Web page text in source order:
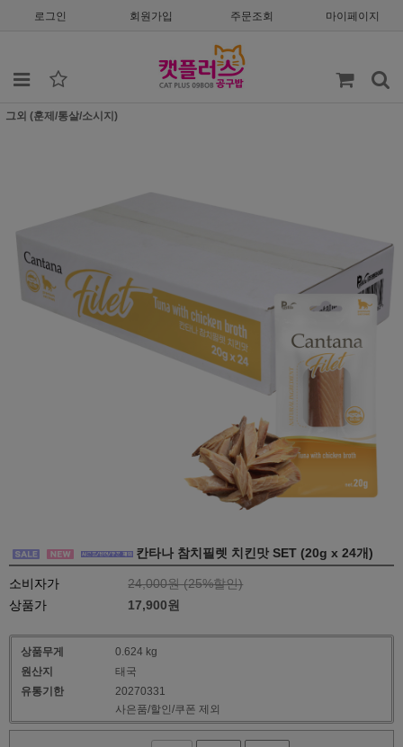
로그인 회원가입 주문조회 마이페이지
그외 (훈제/통살/소시지)
칸타나 참치필렛 치킨맛 SET (20g x 24개)
소비자가 24,000원 (25%할인)
상품가
17,900원
상품무게
0.624 kg
원산지
태국
유통기한
20270331
사은품/할인/쿠폰 제외